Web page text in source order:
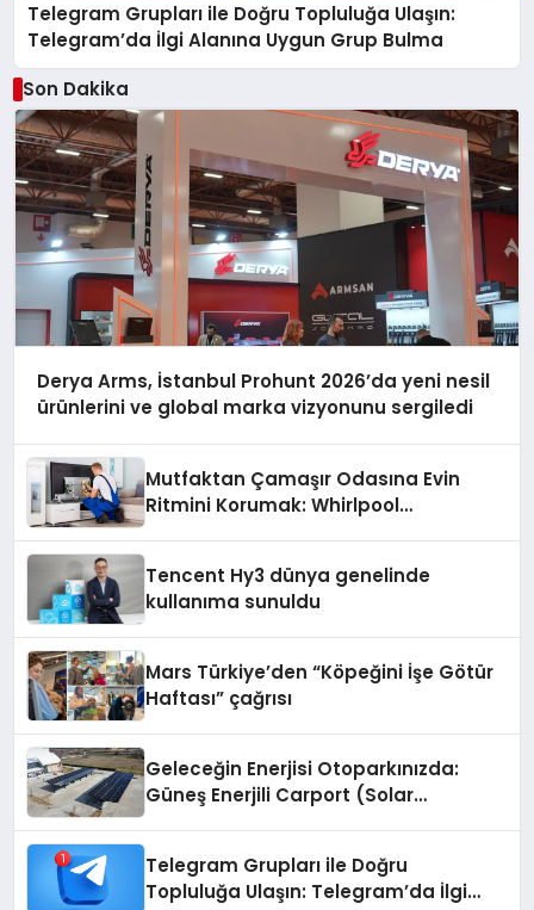
Telegram Grupları ile Doğru Topluluğa Ulaşın:
Telegram’da İlgi Alanına Uygun Grup Bulma
Son Dakika
Derya Arms, İstanbul Prohunt 2026’da yeni nesil
ürünlerini ve global marka vizyonunu sergiledi
Mutfaktan Çamaşır Odasına Evin
Ritmini Korumak: Whirlpool
Tencent Hy3 dünya genelinde
kullanıma sunuldu
Mars Türkiye’den “Köpeğini İşe Götür
Haftası” çağrısı
Geleceğin Enerjisi Otoparkınızda:
Güneş Enerjili Carport (Solar
Telegram Grupları ile Doğru
Topluluğa Ulaşın: Telegram’da İlgi